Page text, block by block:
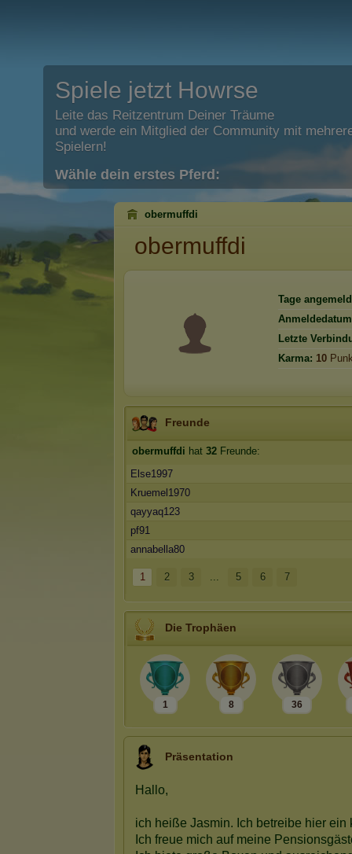
Spiele jetzt Howrse
Leite das Reitzentrum Deiner Träume
und werde ein Mitglied der Community mit
Spielern!
Wähle dein erstes Pferd:
obermuffdi
obermuffdi
Tage
Letzte
Karma: 10
Freunde
obermuffdi hat 32 Freunde:
Else1997
Kruemel1970
qayyaq123
pf91
annabella80
1 2 3 ... 5 6 7
Die Trophäen
1 8 36
Präsentation